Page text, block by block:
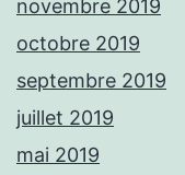
novembre 2019
octobre 2019
septembre 2019
juillet 2019
mai 2019